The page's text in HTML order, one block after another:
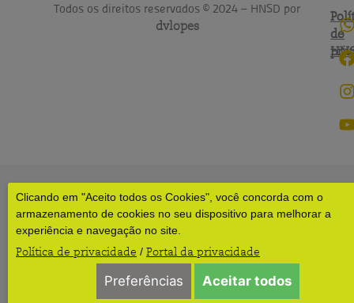
Clicando em "Aceito todos os Cookies", você concorda com o
armazenamento de cookies no seu dispositivo para melhorar a
experiência e navegação no site.
Política de privacidade / Portal da privacidade
Preferências Aceitar todos
Todos os direitos reservados © 2024 – HNSD por
dvlopes
de
do